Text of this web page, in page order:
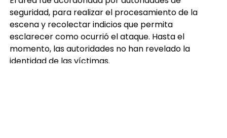
seguridad, para realizar el procesamiento de la
escena y recolectar indicios que permita
esclarecer como ocurrió el ataque. Hasta el
momento, las autoridades no han revelado la
identidad de las víctimas.